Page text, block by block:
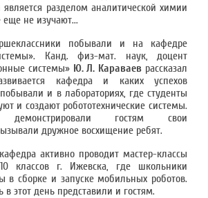
является разделом аналитической химии
не изучают...
побывали и на кафедре
Канд. физ-мат. наук, доцент
системы» Ю. Л. Караваев рассказал
кафедра и каких успехов
и в лабораториях, где студенты
и создают робототехнические системы.
демонстрировали гостям свои
дружное восхищение ребят.
активно проводит мастер-классы
классов г. Ижевска, где школьники
в сборке и запуске мобильных роботов.
в этот день представили и гостям.